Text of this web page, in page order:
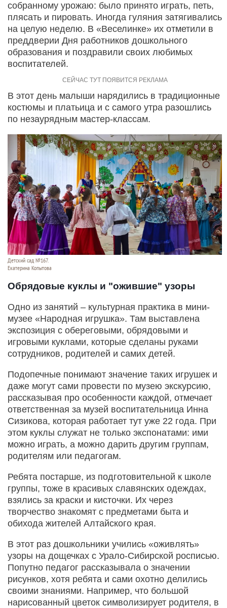
собранному урожаю: было принято играть, петь,
плясать и пировать. Иногда гуляния затягивались
на целую неделю. В «Веселинке» их отметили в
преддверии Дня работников дошкольного
образования и поздравили своих любимых
воспитателей.
В этот день малыши нарядились в традиционные
костюмы и платьица и с самого утра разошлись
по незаурядным мастер-классам.
Детский сад №167.
Екатерина Копытова
Обрядовые куклы и "ожившие" узоры
Одно из занятий – культурная практика в мини-
музее «Народная игрушка». Там выставлена
экспозиция с обереговыми, обрядовыми и
игровыми куклами, которые сделаны руками
сотрудников, родителей и самих детей.
Подопечные понимают значение таких игрушек и
даже могут сами провести по музею экскурсию,
рассказывая про особенности каждой, отмечает
ответственная за музей воспитательница Инна
Сизикова, которая работает тут уже 22 года. При
этом куклы служат не только экспонатами: ими
можно играть, а можно дарить другим группам,
родителям или педагогам.
Ребята постарше, из подготовительной к школе
группы, тоже в красивых славянских одеждах,
взялись за краски и кисточки. Их через
творчество знакомят с предметами быта и
обихода жителей Алтайского края.
В этот раз дошкольники учились «оживлять»
узоры на дощечках с Урало-Сибирской росписью.
Попутно педагог рассказывала о значении
рисунков, хотя ребята и сами охотно делились
своими знаниями. Например, что большой
нарисованный цветок символизирует родителя, в